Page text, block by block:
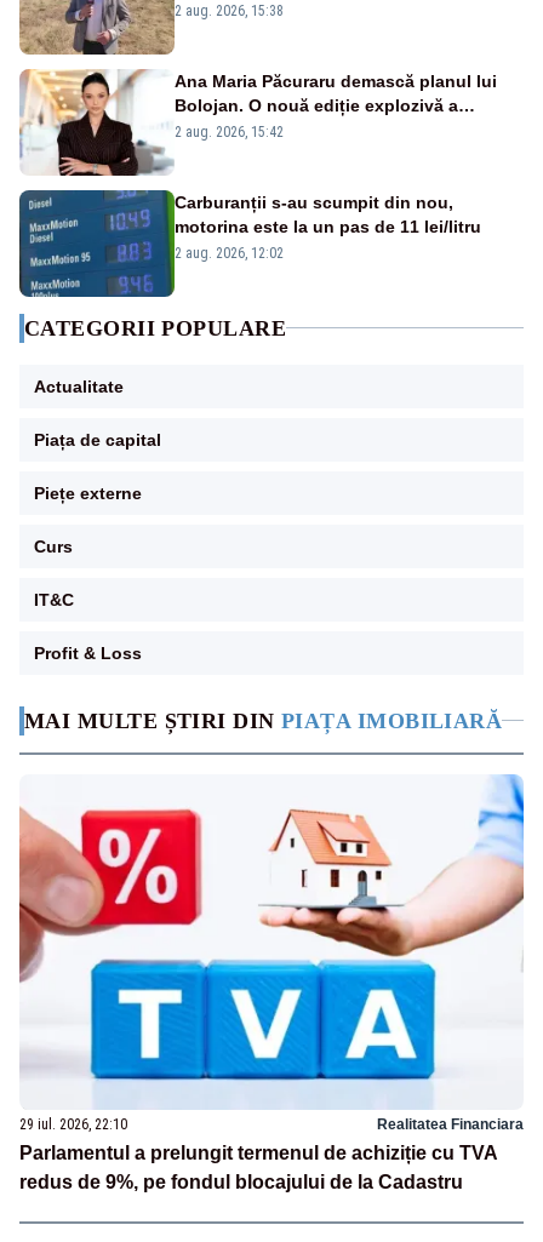
MAI MULTE ȘTIRI DIN PIAȚA IMOBILIARĂ
29 iul. 2026, 22:10 Realitatea Financiara
Parlamentul a prelungit termenul de achiziție cu TVA
redus de 9%, pe fondul blocajului de la Cadastru
2 aug. 2026, 15:38
Ana Maria Păcuraru demască planul lui
Bolojan. O nouă ediție explozivă a
emisiunii „Miza Zilei” la Realitatea PLUS
2 aug. 2026, 15:42
Carburanții s-au scumpit din nou,
motorina este la un pas de 11 lei/litru
2 aug. 2026, 12:02
CATEGORII POPULARE
Actualitate
Piața de capital
Piețe externe
Curs
IT&C
Profit & Loss